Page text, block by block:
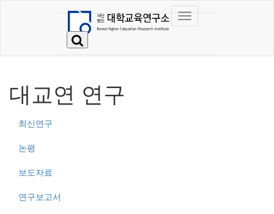
대교연 연구
최신연구
논평
보도자료
연구보고서